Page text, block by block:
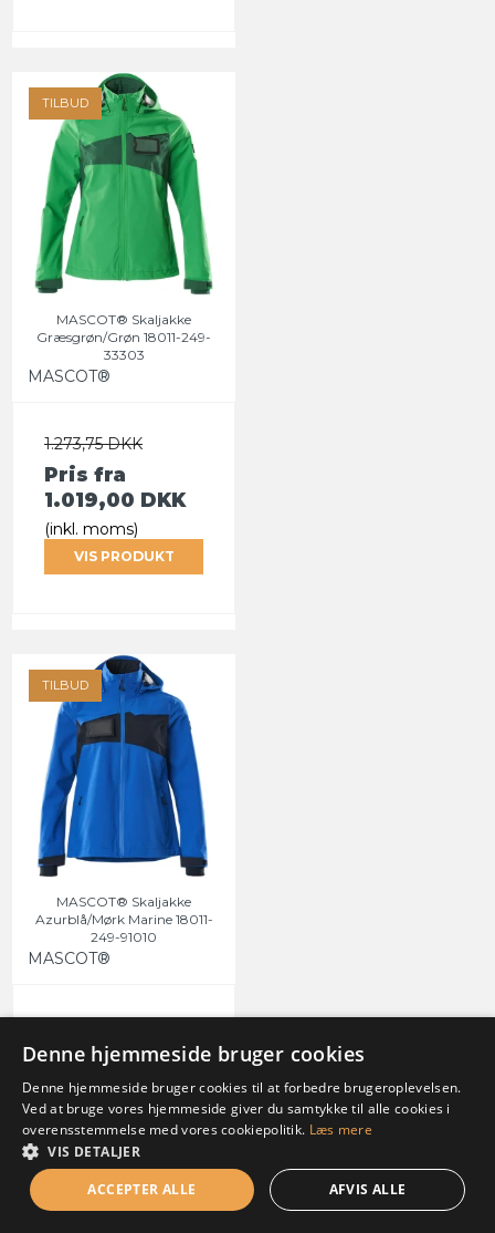
TILBUD
MASCOT® Skaljakke
Græsgrøn/Grøn 18011-249-
33303
MASCOT®
1.273,75 DKK
Pris fra
1.019,00 DKK
(inkl. moms)
VIS PRODUKT
TILBUD
MASCOT® Skaljakke
Azurblå/Mørk Marine 18011-
249-91010
MASCOT®
999,00 DKK
(inkl. moms)
VIS PRODUKT
Denne hjemmeside bruger cookies
Denne hjemmeside bruger cookies til at forbedre brugeroplevelsen.
Ved at bruge vores hjemmeside giver du samtykke til alle cookies i
overensstemmelse med vores cookiepolitik. Læs mere
VIS DETALJER
ACCEPTER ALLE
AFVIS ALLE